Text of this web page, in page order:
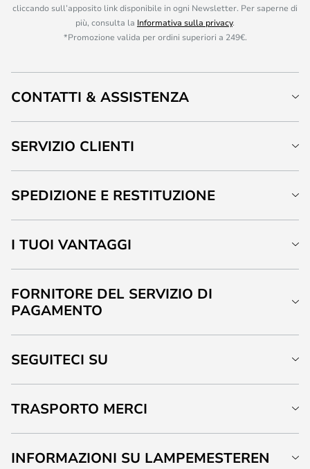
cliccando sull’apposito link disponibile in ogni Newsletter. Per saperne di
più, consulta la Informativa sulla privacy.
*Promozione valida per ordini superiori a 249€.
CONTATTI & ASSISTENZA
SERVIZIO CLIENTI
SPEDIZIONE E RESTITUZIONE
I TUOI VANTAGGI
FORNITORE DEL SERVIZIO DI
PAGAMENTO
SEGUITECI SU
TRASPORTO MERCI
INFORMAZIONI SU LAMPEMESTEREN